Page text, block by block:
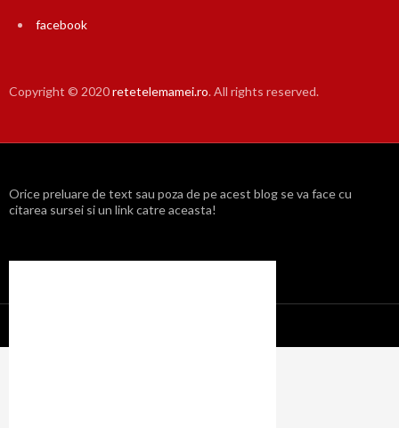
facebook
Copyright © 2020retetelemamei.ro. All rights reserved.
Orice preluare de text sau poza de pe acest blog se va face cu
citarea sursei si un link catre aceasta!